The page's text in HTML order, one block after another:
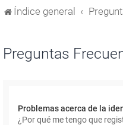
Índice general
Preguntas
Problemas acerca de la
¿Por qué me tengo que